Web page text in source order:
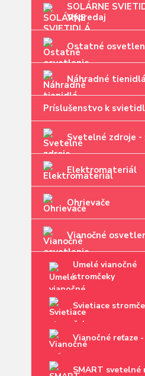
SOLÁRNE
Výpredaj
Ostatné
Náhradné tienidlá
Príslušenstvo k
Svetelné zdroje -
Elektromateriál
Ohrievače
Vianočné
Umelé vianočné
stromčeky
Svietiace
Vianočné reťaze -
SMART svetelné